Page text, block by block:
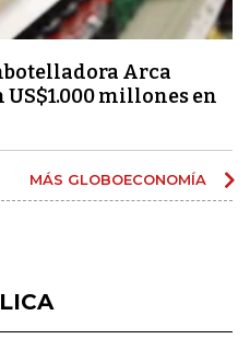
Arca
millones en
MÁS GLOBOECONOMÍA